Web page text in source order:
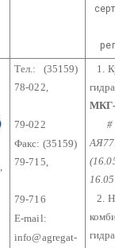
Тел.: (35159)
78-022,
79-022
Факс: (35159)
79-715,
79-716
E-mail:
info@agregat-
1.
#
2.